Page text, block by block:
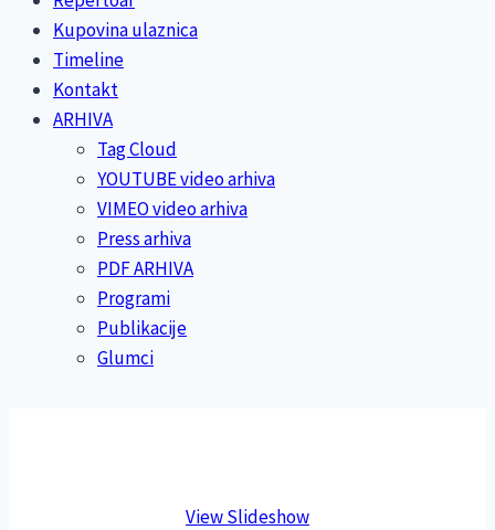
Kupovina ulaznica
Timeline
Kontakt
ARHIVA
Tag Cloud
YOUTUBE video arhiva
VIMEO video arhiva
Press arhiva
PDF ARHIVA
Programi
Publikacije
Glumci
View Slideshow